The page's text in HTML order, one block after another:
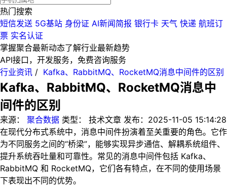
热门搜索
短信发送 5G基站 身份证 AI新闻简报 银行卡 天气 快递 航班订
票 实名认证
掌握聚合最新动态了解行业最新趋势
API接口，开发服务，免费咨询服务
行业资讯 / Kafka、RabbitMQ、RocketMQ消息中间件的区别
Kafka、RabbitMQ、RocketMQ消息中
间件的区别
来源： 聚合数据 类型： 技术文章 发布： 2025-11-05 15:14:28
在现代分布式系统中，消息中间件扮演着至关重要的角色。它作
为不同服务之间的“桥梁”，能够实现异步通信、解耦系统组件、
提升系统吞吐量和可靠性。常见的消息中间件包括 Kafka、
RabbitMQ 和 RocketMQ，它们各有特点，在不同的使用场景
下表现出不同的优势。